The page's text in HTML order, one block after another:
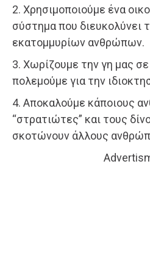
2. Χρησιμοποιούμε ένα
σύστημα που διευκολύνει
εκατομμυρίων ανθρώπων.
3. Χωρίζουμε την γη μας
πολεμούμε για την
4. Αποκαλούμε κάποιους
“στρατιώτες” και τους
σκοτώνουν άλλους